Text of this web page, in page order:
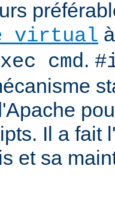
virtual
cmd.
Il a fait
et sa